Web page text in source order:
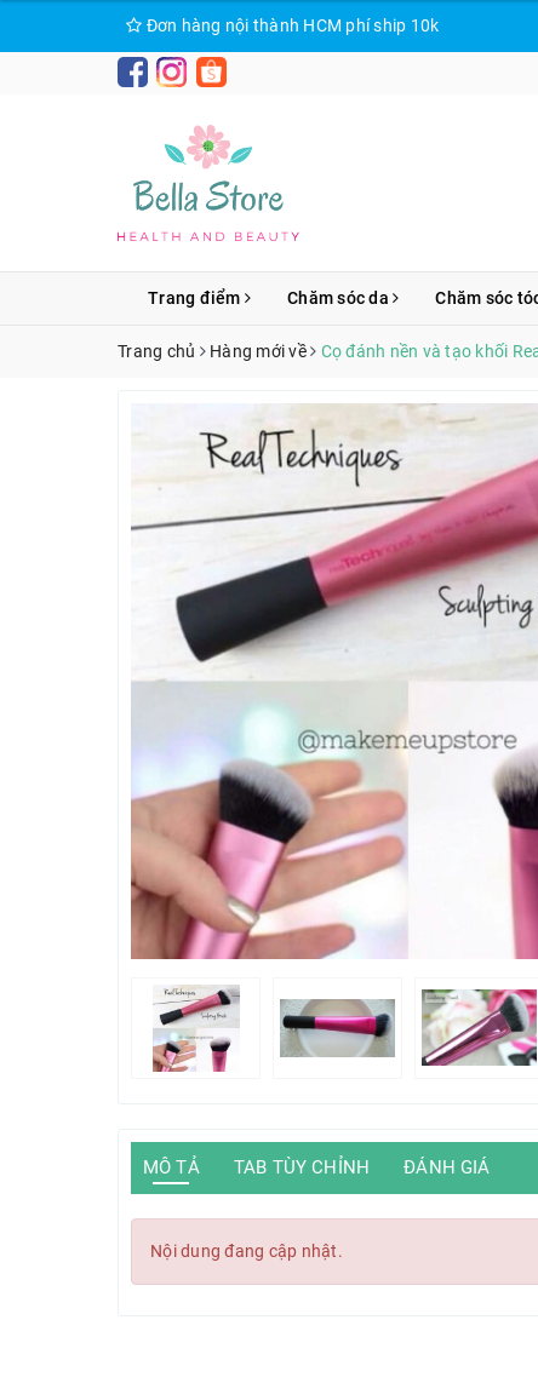
Đơn hàng nội thành HCM phí ship 10k
Trang điểm Chăm sóc da Chăm sóc
Trang chủ Hàng mới về Cọ đánh nền và tạo khối
MÔ TẢ TAB TÙY CHỈNH ĐÁNH GIÁ
Nội dung đang cập nhật.